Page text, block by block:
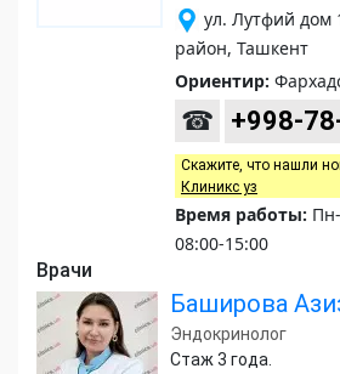
ул. Лутфий дом
район, Ташкент
Ориентир:
☎ +998-
Скажите, что нашли
Клиникс уз
Время работы:
08:00-15:00
Врачи
Баширова
Эндокринолог
Стаж 3 года.